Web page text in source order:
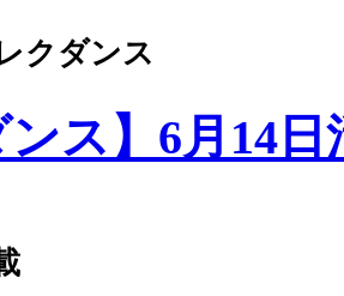
クダンス
ンス】6月14